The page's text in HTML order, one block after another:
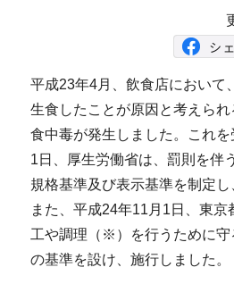
平成23年4月、飲食店において
生食したことが原因と考えら
食中毒が発生しました。これを
1日、厚生労働省は、罰則を伴
規格基準及び表示基準を制定し
また、平成24年11月1日、東京
工や調理（※）を行うために守
の基準を設け、施行しました。